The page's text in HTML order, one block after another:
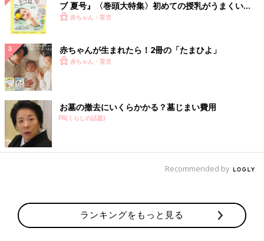
けるようにしておきましょう。鏡文字や書き順が正しいかも確認
して。
２．時間を意識して行動する
小学生になると休み時間の間に、トイレに行ったり、次の授業の
準備をするなど、自分で時間を意識して行動することが求められ
ます。そのため家庭でも練習しておきましょう。
3．自分で机に向かって勉強できる
小学1年生から宿題が出るので、年長さんから、少しずつ机に向
かう習慣をつけておきましょう。子どもが好きなデスクシートな
入学準備でぜひ取り入れてほしいのが、「探求心を引き出し、自
ブ 夏号』〈巻頭大特集〉初めての授乳がうまくい
く！ おっぱい・ミルクの基本と夏のトラブル 解決テ
赤ちゃん・育児
赤ちゃんが生まれたら！2冊の「たまひよ」
赤ちゃん・育児
お墓の撤去にいくらかかる？墓じまい費用
PR(くらしの話題)
Recommended by
ランキングをもっと見る